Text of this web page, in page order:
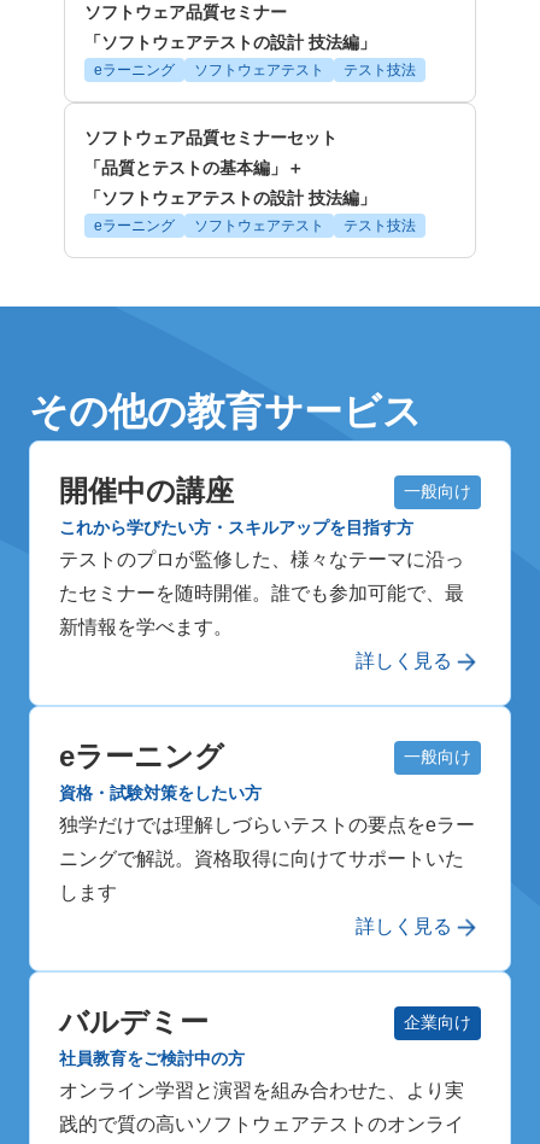
ソフトウェア品質セミナー
「ソフトウェアテストの設計 技法編」
eラーニング ソフトウェアテスト テスト技法
ソフトウェア品質セミナーセット
「品質とテストの基本編」＋
「ソフトウェアテストの設計 技法編」
eラーニング ソフトウェアテスト テスト技法
その他の教育サービス
開催中の講座
一般向け
これから学びたい方・スキルアップを目指す方
テストのプロが監修した、様々なテーマに沿っ
たセミナーを随時開催。誰でも参加可能で、最
新情報を学べます。
詳しく見る
eラーニング
一般向け
資格・試験対策をしたい方
独学だけでは理解しづらいテストの要点をeラー
ニングで解説。資格取得に向けてサポートいた
します
詳しく見る
バルデミー
企業向け
社員教育をご検討中の方
オンライン学習と演習を組み合わせた、より実
践的で質の高いソフトウェアテストのオンライ